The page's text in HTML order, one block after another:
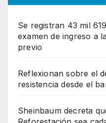
Se registran 43 mil
examen de ingreso a
previo
Reflexionan sobre el
resistencia desde el
Sheinbaum decreta